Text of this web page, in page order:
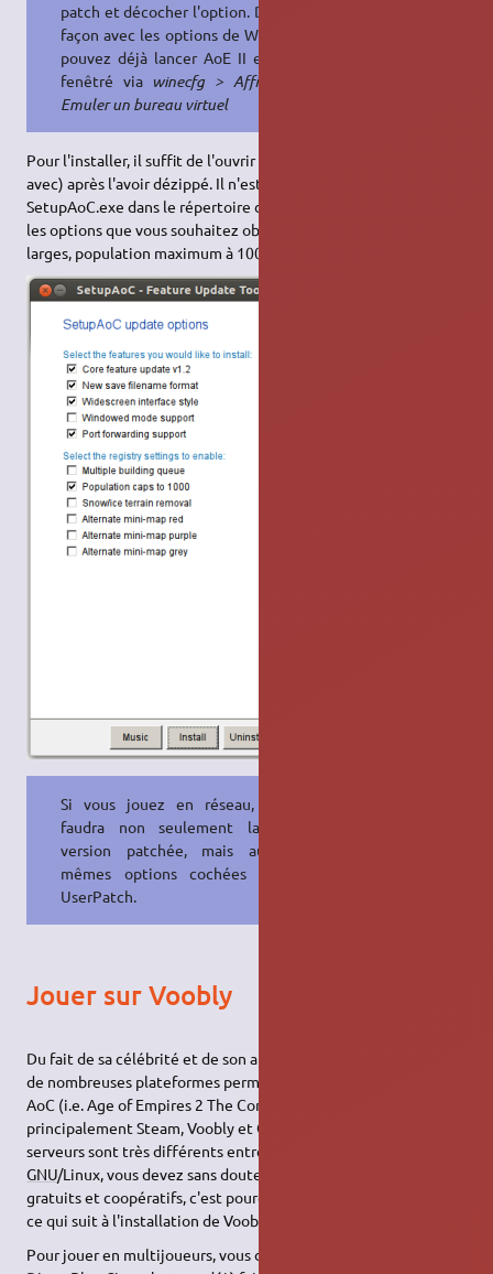
patch et décocher l'option. De toute
façon avec les options de Wine vous
pouvez déjà lancer AoE II en mode
fenêtré via winecfg > Affichage >
Emuler un bureau virtuel
Pour l'installer, il suffit de l'ouvrir avec Wine (Clic droit ouvrir
avec) après l'avoir dézippé. Il n'est pas nécessaire de mettre
SetupAoC.exe dans le répertoire d'installation d'AOE II. Cochez
les options que vous souhaitez obtenir (Core 1.4, support écran
larges, population maximum à 1000…).
Si vous jouez en réseau, il vous
faudra non seulement la même
version patchée, mais aussi les
mêmes options cochées dans le
UserPatch.
Jouer sur Voobly
Du fait de sa célébrité et de son abandon par ses développeurs,
de nombreuses plateformes permettent de jouer en ligne à
AoC (i.e. Age of Empires 2 The Conquerors). On y retrouve
principalement Steam, Voobly et GameRanger. Ces trois
serveurs sont très différents entre eux, et comme vous utilisez
GNU/Linux, vous devez sans doute être friand des projets
gratuits et coopératifs, c'est pourquoi on va s'intéresser dans
ce qui suit à l'installation de Voobly.
Pour jouer en multijoueurs, vous devez avoir installé